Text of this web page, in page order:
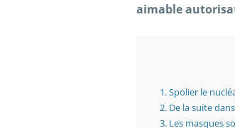
aimable
1.Spolier le
2. De la suite
3. Les masques